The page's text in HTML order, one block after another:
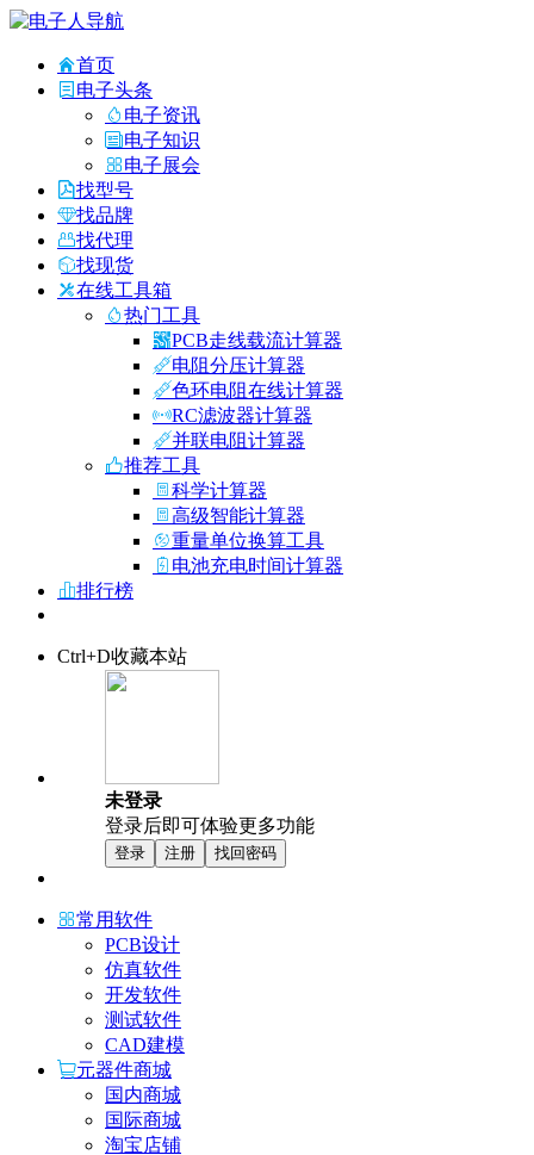
首页
电子头条
电子资讯
电子知识
电子展会
找型号
找品牌
找代理
找现货
在线工具箱
热门工具
PCB走线载流计算器
电阻分压计算器
色环电阻在线计算器
RC滤波器计算器
并联电阻计算器
推荐工具
科学计算器
高级智能计算器
重量单位换算工具
电池充电时间计算器
排行榜
Ctrl+D收藏本站
未登录
登录后即可体验更多功能
登录 注册 找回密码
常用软件
PCB设计
仿真软件
开发软件
测试软件
CAD建模
元器件商城
国内商城
国际商城
淘宝店铺